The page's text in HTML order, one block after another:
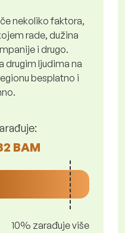
nekoliko faktora,
rade, dužina
i drugo.
drugim ljudima na
besplatno i
BAM
10% zarađuje više